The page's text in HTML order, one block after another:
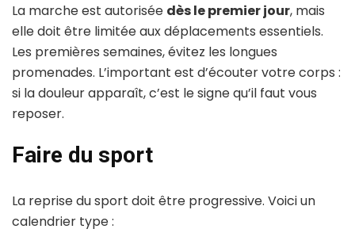
La marche est autorisée dès le premier jour, mais
elle doit être limitée aux déplacements essentiels.
Les premières semaines, évitez les longues
promenades. L’important est d’écouter votre corps :
si la douleur apparaît, c’est le signe qu’il faut vous
reposer.
Faire du sport
La reprise du sport doit être progressive. Voici un
calendrier type :